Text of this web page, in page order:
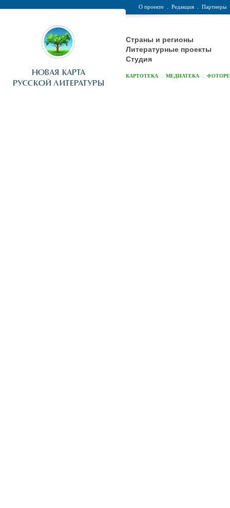
О проекте Редакция Партнеры
Страны и регионы
Литературные проекты
Студия
КАРТОТЕКА МЕДИАТЕКА